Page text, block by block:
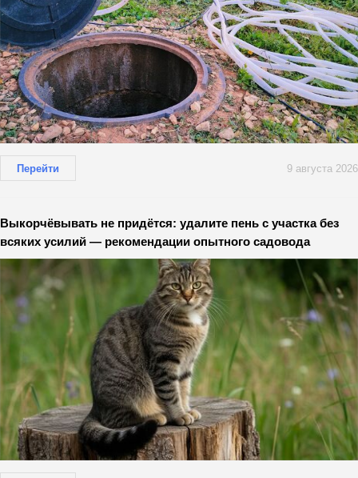
Перейти 9 августа 2026
Выкорчёвывать не придётся: удалите пень с участка без
всяких усилий — рекомендации опытного садовода